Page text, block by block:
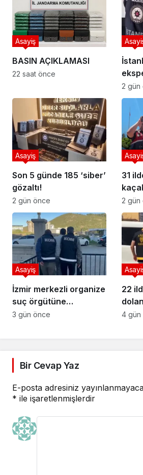
BASIN AÇIKLAMASI
Asayiş
22 saat önce
2 gün
Son 5 günde 185 ‘siber’
gözaltı!
Asayiş
2 gün önce
31
2 gün
İzmir merkezli organize
suç örgütüne
operasyon
Asayiş
3 gün önce
22
4 gün
Bir Cevap Yaz
E-posta adresiniz
* ile işaretlenmişlerdir